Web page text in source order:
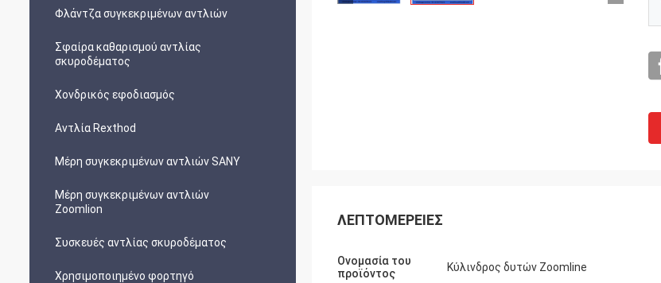
Φλάντζα συγκεκριμένων αντλιών
Σφαίρα καθαρισμού αντλίας
σκυροδέματος
Χονδρικός εφοδιασμός
Αντλία Rexthod
Μέρη συγκεκριμένων αντλιών SANY
Μέρη συγκεκριμένων αντλιών
Zoomlion
Συσκευές αντλίας σκυροδέματος
Χρησιμοποιημένο φορτηγό
ΛΕΠΤΟΜΈΡΕΙΕΣ
Ονομασία του
προϊόντος
Κύλινδρος δυτών Zoomline